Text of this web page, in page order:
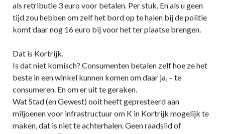
als retributie 3 euro voor betalen. Per stuk. En als u geen
tijd zou hebben om zelf het bord op te halen bij de politie
komt daar nog 16 euro bij voor het ter plaatse brengen.
Dat is Kortrijk.
Is dat niet komisch? Consumenten betalen zelf hoe ze het
beste in een winkel kunnen komen om daar ja, – te
consumeren. En om er uit te geraken.
Wat Stad (en Gewest) ooit heeft gepresteerd aan
miljoenen voor infrastructuur om K in Kortrijk mogelijk te
maken, dat is niet te achterhalen. Geen raadslid of